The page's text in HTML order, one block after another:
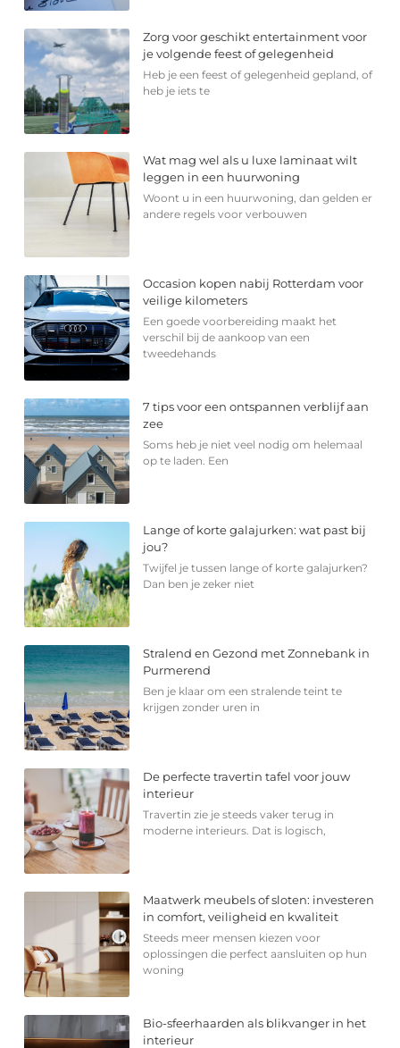
Zorg voor geschikt entertainment voor
je volgende feest of gelegenheid
Heb je een feest of gelegenheid gepland, of
heb je iets te
Wat mag wel als u luxe laminaat wilt
leggen in een huurwoning
Woont u in een huurwoning, dan gelden er
andere regels voor verbouwen
Occasion kopen nabij Rotterdam voor
veilige kilometers
Een goede voorbereiding maakt het
verschil bij de aankoop van een
tweedehands
7 tips voor een ontspannen verblijf aan
zee
Soms heb je niet veel nodig om helemaal
op te laden. Een
Lange of korte galajurken: wat past bij
jou?
Twijfel je tussen lange of korte galajurken?
Dan ben je zeker niet
Stralend en Gezond met Zonnebank in
Purmerend
Ben je klaar om een stralende teint te
krijgen zonder uren in
De perfecte travertin tafel voor jouw
interieur
Travertin zie je steeds vaker terug in
moderne interieurs. Dat is logisch,
Maatwerk meubels of sloten: investeren
in comfort, veiligheid en kwaliteit
Steeds meer mensen kiezen voor
oplossingen die perfect aansluiten op hun
woning
Bio-sfeerhaarden als blikvanger in het
interieur